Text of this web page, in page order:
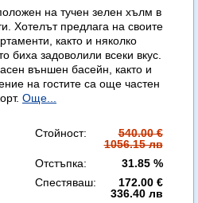
на тучен зелен хълм в
Хотелът предлага на своите
както и няколко
биха задоволили всеки вкус.
външен басейн, както и
на гостите са още частен
Още...
Стойност:
540.00 €
1056.15 лв
Отстъпка:
31.85 %
Спестяваш:
172.00 €
336.40 лв